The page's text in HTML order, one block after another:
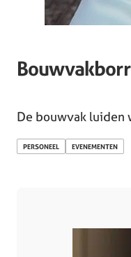
De bouwvak luiden
PERSONEEL EVENEMENTEN